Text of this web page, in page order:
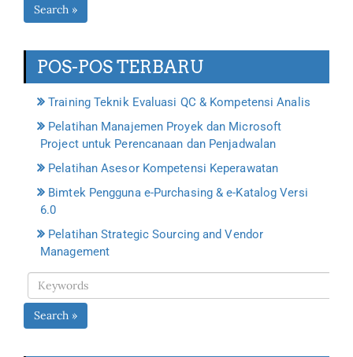
Search »
POS-POS TERBARU
Training Teknik Evaluasi QC & Kompetensi Analis
Pelatihan Manajemen Proyek dan Microsoft
Project untuk Perencanaan dan Penjadwalan
Pelatihan Asesor Kompetensi Keperawatan
Bimtek Pengguna e-Purchasing & e-Katalog Versi
6.0
Pelatihan Strategic Sourcing and Vendor
Management
Search »